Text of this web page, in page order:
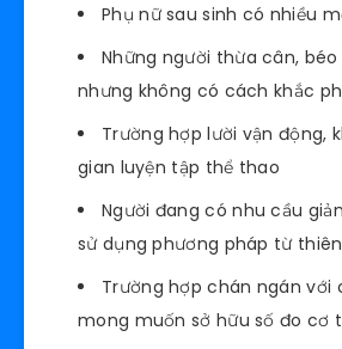
Phụ nữ sau sinh có nhiều
Những người thừa cân,
nhưng không có cách khắc
Trường hợp lười vận động,
gian luyện tập thể thao
Người đang có nhu cầu
sử dụng phương pháp từ
Trường hợp chán ngán với
mong muốn sở hữu số đo cơ